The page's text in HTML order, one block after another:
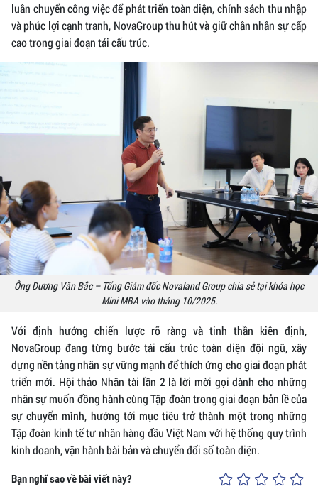
luân chuyển công việc để phát triển toàn diện, chính sách thu nhập
và phúc lợi cạnh tranh, NovaGroup thu hút và giữ chân nhân sự cấp
cao trong giai đoạn tái cấu trúc.
Ông Dương Văn Bắc – Tổng Giám đốc Novaland Group chia sẻ tại khóa học
Mini MBA vào tháng 10/2025.
Với định hướng chiến lược rõ ràng và tinh thần kiên định,
NovaGroup đang từng bước tái cấu trúc toàn diện đội ngũ, xây
dựng nền tảng nhân sự vững mạnh để thích ứng cho giai đoạn phát
triển mới. Hội thảo Nhân tài lần 2 là lời mời gọi dành cho những
nhân sự muốn đồng hành cùng Tập đoàn trong giai đoạn bản lề của
sự chuyển mình, hướng tới mục tiêu trở thành một trong những
Tập đoàn kinh tế tư nhân hàng đầu Việt Nam với hệ thống quy trình
kinh doanh, vận hành bài bản và chuyển đổi số toàn diện.
Bạn nghĩ sao về bài viết này?